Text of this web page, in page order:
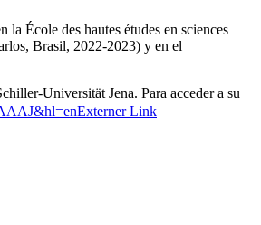
École des hautes études en sciences
Brasil, 2022-2023) y en el
Universität Jena. Para acceder a su
Externer Link